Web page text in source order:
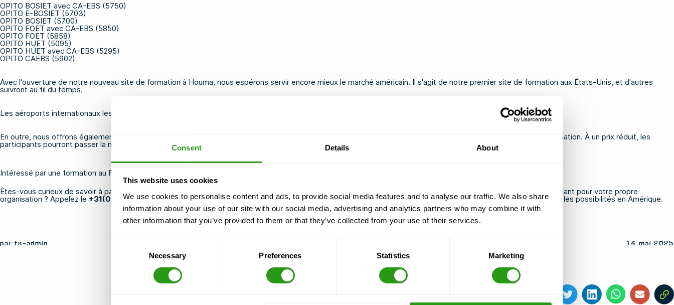
Consent Details About
This website uses cookies
We use cookies to personalise content and ads, to provide social media features and to analyse our traffic. We also share
information about your use of our site with our social media, advertising and analytics partners who may combine it with
other information that you’ve provided to them or that they’ve collected from your use of their services.
Necessary Preferences Statistics Marketing
OPITO BOSIET avec CA-EBS (5750)
OPITO E-BOSIET (5703)
OPITO BOSIET (5700)
OPITO FOET avec CA-EBS (5850)
OPITO FOET (5858)
OPITO HUET (5095)
OPITO HUET avec CA-EBS (5295)
OPITO CAEBS (5902)
Avec l'ouverture de notre nouveau site de formation à Houma, nous espérons servir encore mieux le marché américain. Il s'agit de notre premier site de formation aux États-Unis, et d'autres
suivront au fil du temps.
Les aéroports internationaux les plus proches sont ceux de Houston et de la Nouvelle-Orléans.
En outre, nous offrons également la possibilité de suivre des cours de formation qui comprennent des arrangements hôteliers, comme pour tous nos sites de formation. À un prix réduit, les
participants pourront passer la nuit dans des hôtels confortables.
Intéressé par une formation au FMTC Houma ?
Êtes-vous curieux de savoir à partir de quelle date nous proposerons des cours de formation à la sécurité FMTC à Houma ? Serait-ce un site de formation intéressant pour votre propre
organisation ? Appelez le +31(0)20 - 811 43 32ou envoyez un courriel àinfo@fmtcsafety.com.Nous serons ravis de vous en dire plus sur les développements et les possibilités en Amérique.
par fs-admin 14 mai 2025